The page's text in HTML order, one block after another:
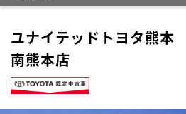
ユナイテッドトヨタ熊本
南熊本店